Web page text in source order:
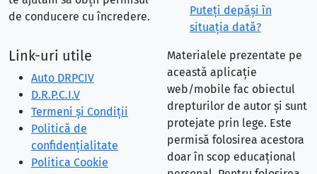
de conducere cu încredere.
Puteţi depăşi în
situaţia dată?
Link-uri utile
Auto DRPCIV
D.R.P.C.I.V
Termeni și Condiții
Politică de
confidențialitate
Politica Cookie
Materialele prezentate pe
această aplicație
web/mobile fac obiectul
drepturilor de autor și sunt
protejate prin lege. Este
permisă folosirea acestora
doar în scop educațional